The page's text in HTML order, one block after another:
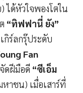
ได้หัวใจพองโตใน
“ทิฟฟานี่ ยัง”
เกิร์ลกรุ๊ประดับ
Fan
ดฝีมือดี “ซีเอ็ม
าชน) เมื่อเสาร์ที่